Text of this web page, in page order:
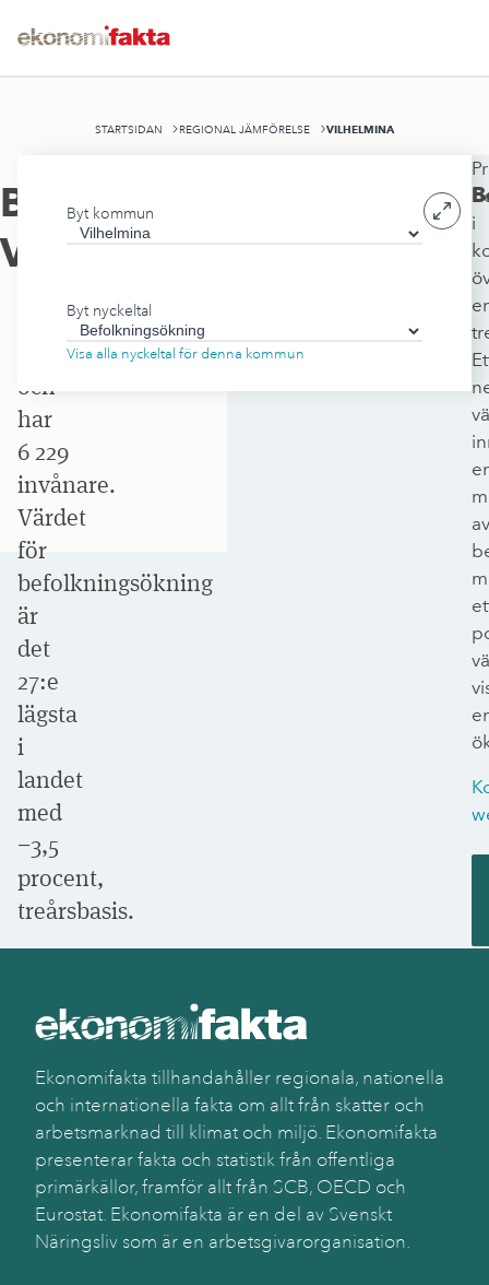
STARTSIDAN REGIONAL JÄMFÖRELSE VILHELMINA
Befolkningsökning
Vilhelmina
kommun
ligger
Västerbottens
och
har
6 229
invånare.
Värdet
för
befolkningsökning
är
det
27:e
lägsta
i
landet
med
−3,5
procent,
treårsbasis.
Byt kommun
Byt nyckeltal
Visa alla nyckeltal för denna kommun
i
av
Ekonomifakta tillhandahåller regionala, nationella
och internationella fakta om allt från skatter och
arbetsmarknad till klimat och miljö. Ekonomifakta
presenterar fakta och statistik från offentliga
primärkällor, framför allt från SCB, OECD och
Eurostat. Ekonomifakta är en del av Svenskt
Näringsliv som är en arbetsgivarorganisation.